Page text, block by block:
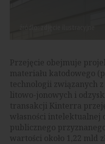
Przejęcie obejmuje
materiału katodowego
technologii związanych
litowo-jonowych i
transakcji Kinterra
własności intelektualnej
publicznego
wartości około 1,22 mld